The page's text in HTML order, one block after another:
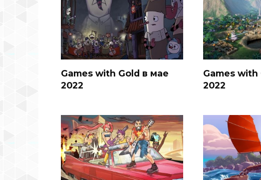
Games with Gold в мае
2022
Games
2022